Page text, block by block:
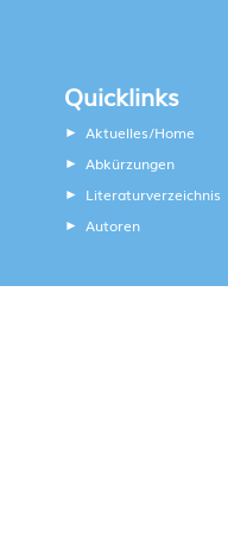
Quicklinks
Aktuelles/Home
Abkürzungen
Literaturverzeichnis
Autoren